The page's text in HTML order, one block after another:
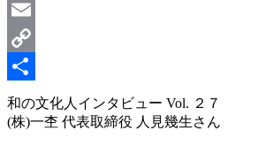
LinkedIn
Email
Copy
Link
共
有
和の文化人インタビュー Vol. ２７
(株)一杢 代表取締役 人見幾生さん